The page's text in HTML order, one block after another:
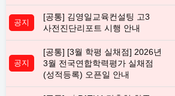
공지
[공통] 김영일교육컨설팅 고3
사전진단리포트 시행 안내
공지
[공통] [3월 학평 실채점] 2026년
3월 전국연합학력평가 실채점
(성적등록) 오픈일 안내